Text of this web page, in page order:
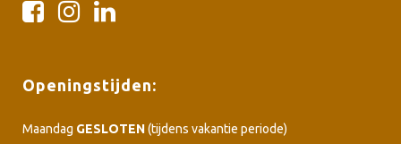
Openingstijden:
Maandag GESLOTEN(tijdens vakantie periode)